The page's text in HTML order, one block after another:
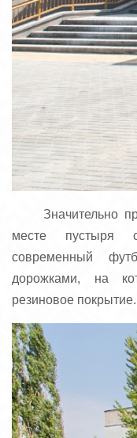
Значительно
месте пустыря
современный
дорожками, на
резиновое покрытие.